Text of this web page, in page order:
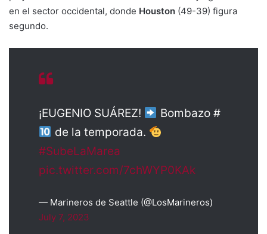
en el sector occidental, donde Houston (49-39) figura
segundo.
¡EUGENIO SUÁREZ!
Bombazo #
de la temporada.
#SubeLaMarea
pic.twitter.com/7chWYP0KAk
— Marineros de Seattle (@LosMarineros)
July 7, 2023